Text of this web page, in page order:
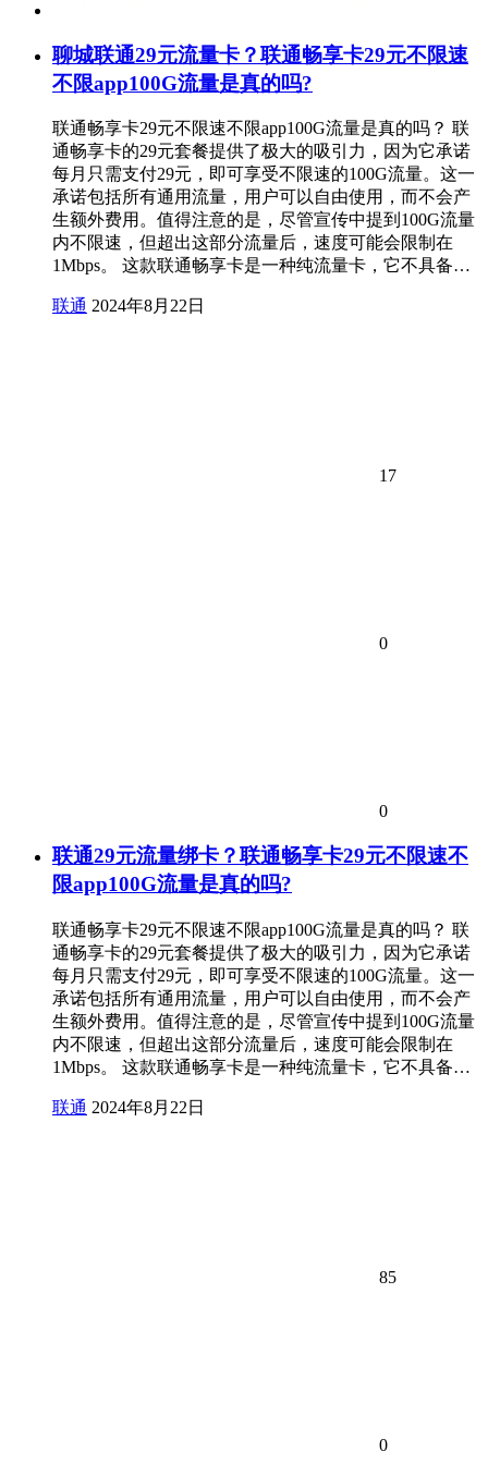
聊城联通29元流量卡？联通畅享卡29元不限速
不限app100G流量是真的吗?
联通畅享卡29元不限速不限app100G流量是真的吗？ 联
通畅享卡的29元套餐提供了极大的吸引力，因为它承诺
每月只需支付29元，即可享受不限速的100G流量。这一
承诺包括所有通用流量，用户可以自由使用，而不会产
生额外费用。值得注意的是，尽管宣传中提到100G流量
内不限速，但超出这部分流量后，速度可能会限制在
1Mbps。 这款联通畅享卡是一种纯流量卡，它不具备…
联通 2024年8月22日
17
0
0
联通29元流量绑卡？联通畅享卡29元不限速不
限app100G流量是真的吗?
联通畅享卡29元不限速不限app100G流量是真的吗？ 联
通畅享卡的29元套餐提供了极大的吸引力，因为它承诺
每月只需支付29元，即可享受不限速的100G流量。这一
承诺包括所有通用流量，用户可以自由使用，而不会产
生额外费用。值得注意的是，尽管宣传中提到100G流量
内不限速，但超出这部分流量后，速度可能会限制在
1Mbps。 这款联通畅享卡是一种纯流量卡，它不具备…
联通 2024年8月22日
85
0